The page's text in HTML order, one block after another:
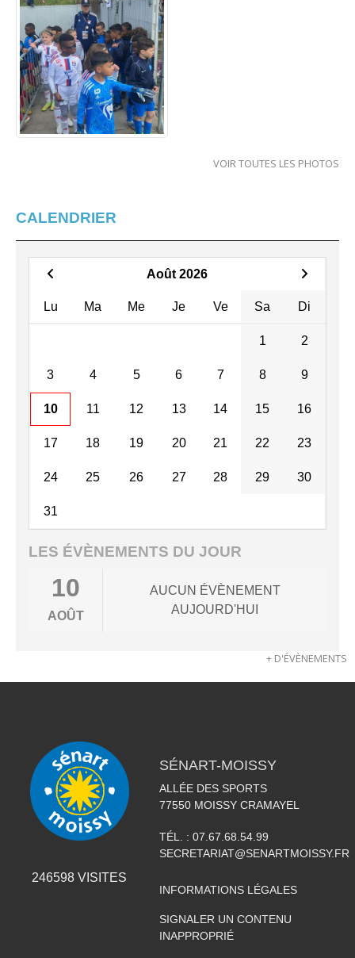
VOIR TOUTES LES PHOTOS
CALENDRIER
Août 2026
Lu Ma Me Je Ve Sa Di
1 2
3 4 5 6 7 8 9
10 11 12 13 14 15 16
17 18 19 20 21 22 23
24 25 26 27 28 29 30
31
LES ÉVÈNEMENTS DU JOUR
10
AOÛT
AUCUN ÉVÈNEMENT
AUJOURD'HUI
+ D'ÉVÈNEMENTS
246598 VISITES
SÉNART-MOISSY
ALLÉE DES SPORTS
77550 MOISSY CRAMAYEL
TÉL. : 07.67.68.54.99
SECRETARIAT@SENARTMOISSY.FR
INFORMATIONS LÉGALES
SIGNALER UN CONTENU
INAPPROPRIÉ